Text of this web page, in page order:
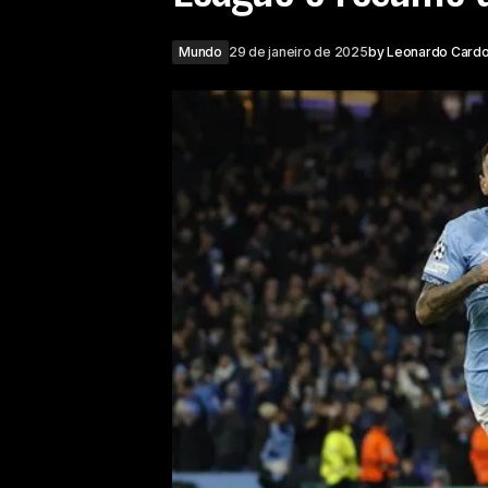
Mundo 29 de janeiro de 2025byLeonardo